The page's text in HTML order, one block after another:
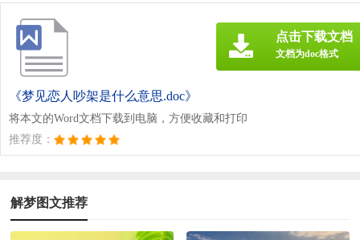
《梦见恋人吵架是什么意思.doc》
将本文的Word文档下载到电脑，方便收藏和打印
推荐度：
点击下载文档
文档为doc格式
解梦图文推荐